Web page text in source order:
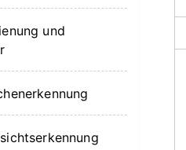
und